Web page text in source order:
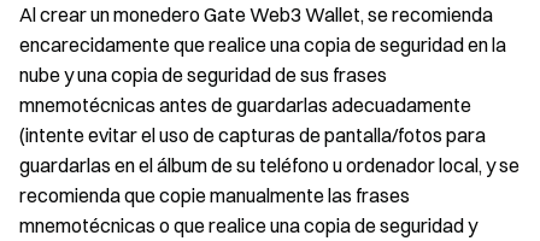
Al crear un monedero Gate Web3 Wallet, se recomienda
encarecidamente que realice una copia de seguridad en la
nube y una copia de seguridad de sus frases
mnemotécnicas antes de guardarlas adecuadamente
(intente evitar el uso de capturas de pantalla/fotos para
guardarlas en el álbum de su teléfono u ordenador local, y se
recomienda que copie manualmente las frases
mnemotécnicas o que realice una copia de seguridad y